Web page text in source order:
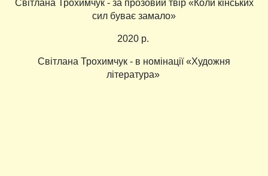
Світлана Трохимчук - за прозовий твір «Коли кінських
сил буває замало»
2020 р.
Світлана Трохимчук - в номінації «Художня
література»